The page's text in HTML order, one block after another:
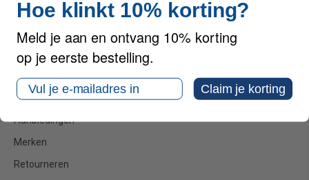
1333 MX Almere
Support en Levering
Ma. t/m vr. 09.00 - 17.00 uur
Extra
Aanbiedingen
Merken
Retourneren
Hoe klinkt 10% korting?
Meld je aan en ontvang 10% korting
op je eerste bestelling.
Email Claim je korting